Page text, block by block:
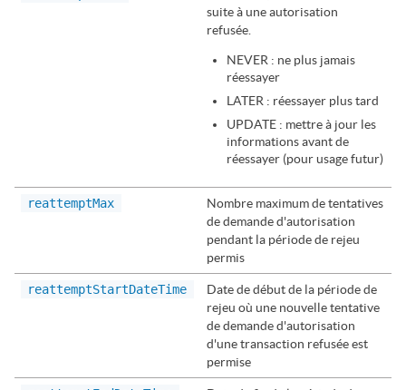
suite à une autorisation
refusée.
NEVER : ne plus jamais
réessayer
LATER : réessayer plus tard
UPDATE : mettre à jour les
informations avant de
réessayer (pour usage futur)
reattemptMax
Nombre maximum de tentatives
de demande d'autorisation
pendant la période de rejeu
permis
reattemptStartDateTime
Date de début de la période de
rejeu où une nouvelle tentative
de demande d'autorisation
d'une transaction refusée est
permise